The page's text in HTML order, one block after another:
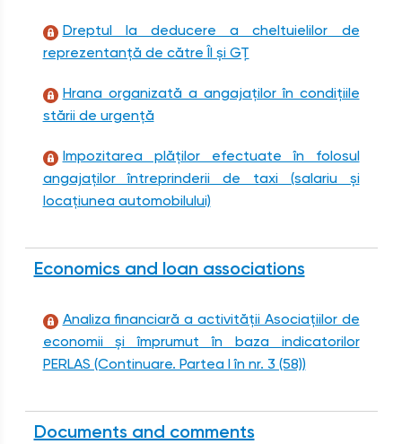
Dreptul la deducere a cheltuielilor de
reprezentanță de către ÎI și GȚ
Hrana organizată a angajaților în condițiile
stării de urgență
Impozitarea plăților efectuate în folosul
angajaților întreprinderii de taxi (salariu și
locațiunea automobilului)
Economics and loan associations
Analiza financiară a activității Asociațiilor de
economii și împrumut în baza indicatorilor
PERLAS (Continuare. Partea I în nr. 3 (58))
Documents and comments